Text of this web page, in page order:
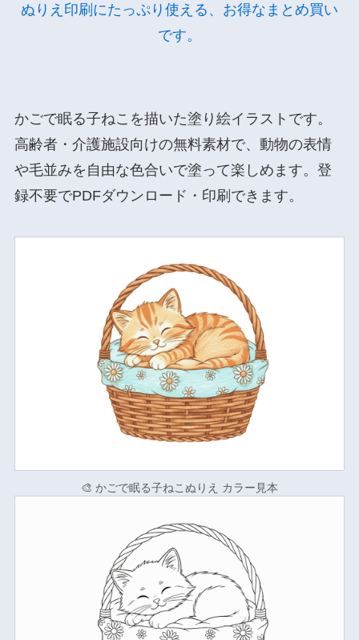
ぬりえ印刷にたっぷり使える、お得なまとめ買い
です。
かごで眠る子ねこを描いた塗り絵イラストです。
高齢者・介護施設向けの無料素材で、動物の表情
や毛並みを自由な色合いで塗って楽しめます。登
録不要でPDFダウンロード・印刷できます。
🎨 かごで眠る子ねこぬりえ カラー見本